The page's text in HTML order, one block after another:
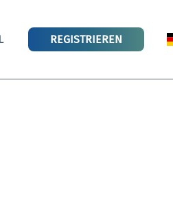
REGISTRIEREN